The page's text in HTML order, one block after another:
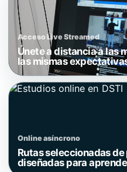
Acceso Live Streamed
Únete a distancia a las
las mismas
Online asíncrono
Rutas seleccionadas
diseñadas para